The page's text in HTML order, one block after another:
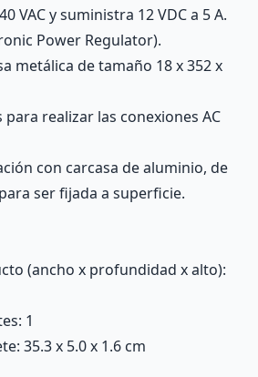
VAC y suministra 12 VDC a 5 A.
Power Regulator).
metálica de tamaño 18 x 352 x
realizar las conexiones AC
con carcasa de aluminio, de
ser fijada a superficie.
(ancho x profundidad x alto):
1
35.3 x 5.0 x 1.6 cm